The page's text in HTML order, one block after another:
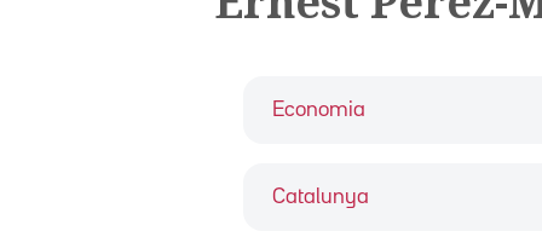
Economia
Catalunya